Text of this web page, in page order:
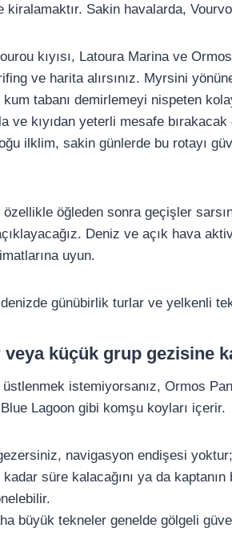
Sakin havalarda,
kıyısı, Latoura Marina ve
ve harita alırsınız. Myrsini
kum tabanı demirlemeyi nispeten
ve kıyıdan yeterli mesafe
ilklim, sakin günlerde bu rotayı
öğleden sonra geçişler
Deniz ve açık hava
uyun.
günübirlik turlar ve yelkenli
küçük grup gezisine
istemiyorsanız, Ormos
Lagoon gibi komşu koyları içerir.
navigasyon endişesi
kadar süre kalacağını ya da
büyük tekneler genelde gölgeli